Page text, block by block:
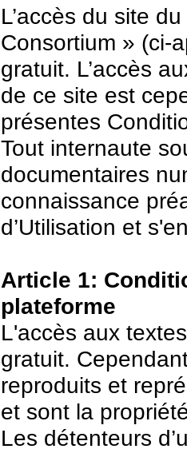
L’accès du site
Consortium » (ci-
gratuit. L’accès
de ce site est
présentes
Tout internaute
documentaires
connaissance
d’Utilisation et
Article 1:
plateforme
L'accès aux
gratuit.
reproduits et
et sont la
Les détenteurs